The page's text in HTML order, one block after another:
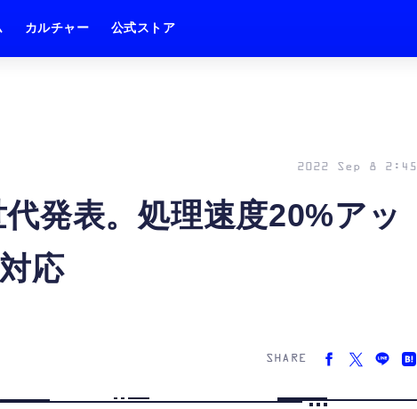
カルチャー 公式ストア
発表。処理速度20%アッ
応
2022 Sep 8 2:45
SHARE